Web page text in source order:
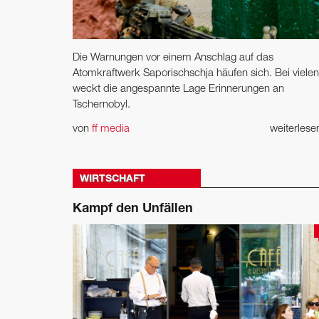
Die Warnungen vor einem Anschlag auf das
Atomkraftwerk Saporischschja häufen sich. Bei vielen
weckt die angespannte Lage ­Erinnerungen an
Tschernobyl.
von ff media
WIRTSCHAFT
Kampf den Unfällen